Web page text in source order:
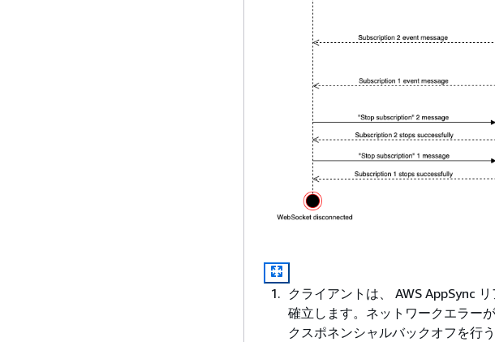
クライアントは、 AWS AppSync
確立します。ネットワークエラー
クスポネンシャルバックオフを行